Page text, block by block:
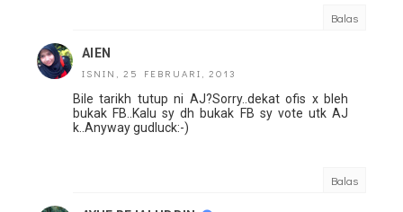
Balas
AIEN
ISNIN, 25 FEBRUARI, 2013
Bile tarikh tutup ni AJ?Sorry..dekat ofis x bleh
bukak FB..Kalu sy dh bukak FB sy vote utk AJ
k..Anyway gudluck:-)
Balas